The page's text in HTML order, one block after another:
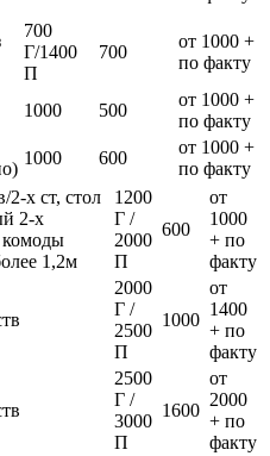
700
Г/1400
П
700
от 1000 +
по факту
1000 500
от 1000 +
по факту
1000 600
от 1000 +
по факту
х ст, стол
2-х
1,2м
1200
Г /
2000
П
600
от
1000
+ по
факту
2000
Г /
2500
П
1000
от
1400
+ по
факту
2500
Г /
3000
П
1600
от
2000
+ по
факту